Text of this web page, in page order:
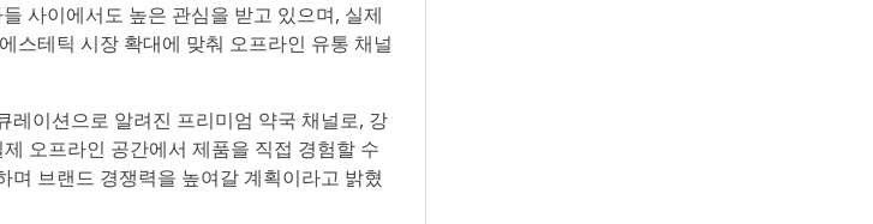
사이에서도 높은 관심을 받고 있으며, 실제
스테틱 시장 확대에 맞춰 오프라인 유통 채널
레이션으로 알려진 프리미엄 약국 채널로, 강
오프라인 공간에서 제품을 직접 경험할 수
브랜드 경쟁력을 높여갈 계획이라고 밝혔